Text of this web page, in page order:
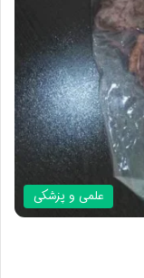
علمی و پزشکی